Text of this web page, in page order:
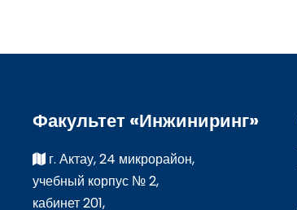
Факультет «Инжиниринг»
г. Актау, 24 микрорайон,
учебный корпус № 2,
кабинет 201,